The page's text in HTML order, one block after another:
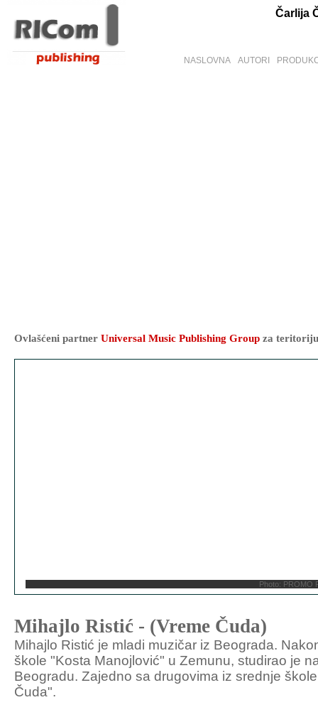
Čarlija
AUTORI
NASLOVNA
Ovlašćeni partner Universal Music Publishing Group za
Photo: PROMO
Mihajlo Ristić - (Vreme Čuda)
Mihajlo Ristić je mladi muzičar iz Beograda.
škole "Kosta Manojlović" u Zemunu, studirao je
Beogradu. Zajedno sa drugovima iz srednje
Čuda".